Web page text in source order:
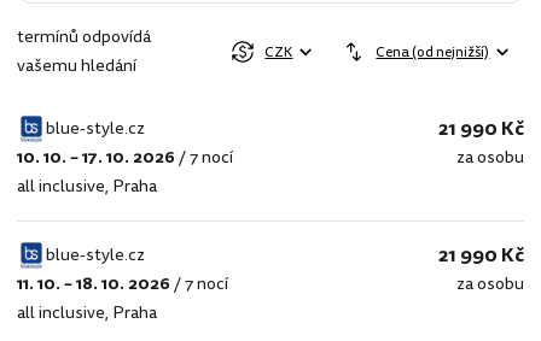
termínů odpovídá
vašemu hledání
CZK Cena (od nejnižší)
blue-
style.cz
blue-style.cz
10. 10. – 17. 10. 2026/7 nocí
all inclusive, Praha
21 990 Kč
za osobu
blue-
style.cz
blue-style.cz
11. 10. – 18. 10. 2026/7 nocí
all inclusive, Praha
21 990 Kč
za osobu